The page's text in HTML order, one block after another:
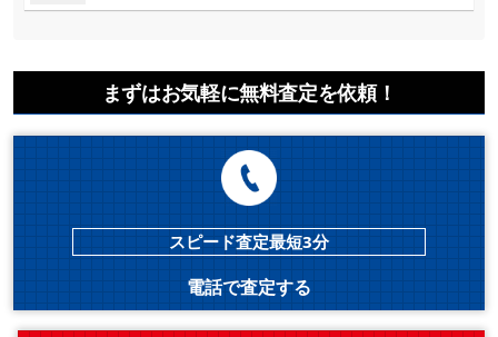
まずはお気軽に無料査定を依頼！
スピード査定最短3分
電話で査定する